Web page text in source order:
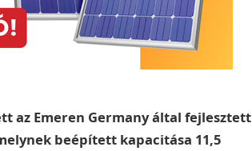
az Emeren Germany által fejlesztett
beépített kapacitása 11,5